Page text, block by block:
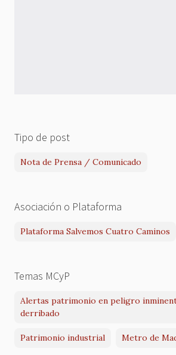
Tipo de post
Nota de Prensa / Comunicado
Asociación o Plataforma
Plataforma Salvemos Cuatro Caminos
Temas MCyP
Alertas patrimonio en peligro
derribado
Patrimonio industrial Metro de